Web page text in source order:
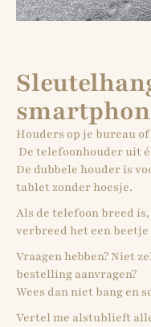
Houders op je bureau
De telefoonhouder uit
De dubbele houder is
tablet zonder hoesje.​
Als de telefoon breed
verbreed het een
Vraagen hebben? Niet
bestelling aanvragen?
Wees dan niet bang en
Vertel me alstublieft